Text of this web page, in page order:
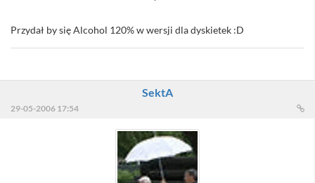
Przydał by się Alcohol 120% w wersji dla dyskietek :D
SektA
29-05-2006 17:54